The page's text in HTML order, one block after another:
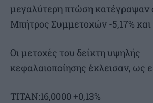
μεγαλύτερη πτώση κατέγραψαν
Μπήτρος Συμμετοχών -5,17% και
Οι μετοχές του δείκτη υψηλής
κεφαλαιοποίησης έκλεισαν, ως
ΤΙΤΑΝ:16,0000 +0,13%